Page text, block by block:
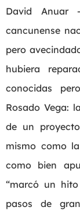
David Anuar
cancunense
pero
hubiera
conocidas
Rosado Vega:
de un
mismo como
como bien
“marcó un
pasos de